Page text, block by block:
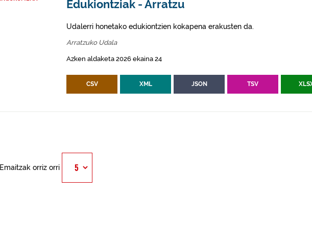
Edukiontziak - Arratzu
Udalerri honetako edukiontzien kokapena erakusten da.
Arratzuko Udala
Azken aldaketa 2026 ekaina 24
CSV XML JSON TSV
Emaitzak orriz orri